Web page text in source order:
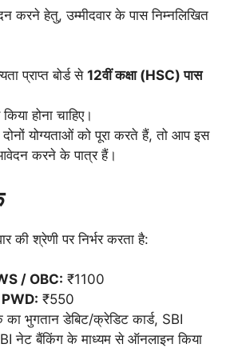
करने हेतु, उम्मीदवार के पास निम्नलिखित
प्राप्त बोर्ड से12वीं कक्षा (HSC) पास
होना चाहिए।
योग्यताओं को पूरा करते हैं, तो आप इस
करने के पात्र हैं।
की श्रेणी पर निर्भर करता है:
/ OBC: ₹1100
₹550
भुगतान डेबिट/क्रेडिट कार्ड, SBI
नेट बैंकिंग के माध्यम से ऑनलाइन किया